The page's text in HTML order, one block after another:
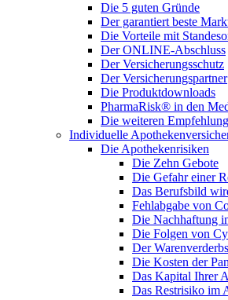
Die 5 guten Gründe
Der garantiert beste
Die Vorteile mit
Der ONLINE-Abschluss
Der Versicherungsschutz
Der Versicherungspartner
Die Produktdownloads
PharmaRisk® in den
Die weiteren
Individuelle
Die Apothekenrisiken
Die Zehn Gebote
Die Gefahr einer
Das Berufsbild
Fehlabgabe von
Die Nachhaftung
Die Folgen von
Der
Die Kosten der
Das Kapital Ihrer
Das Restrisiko im